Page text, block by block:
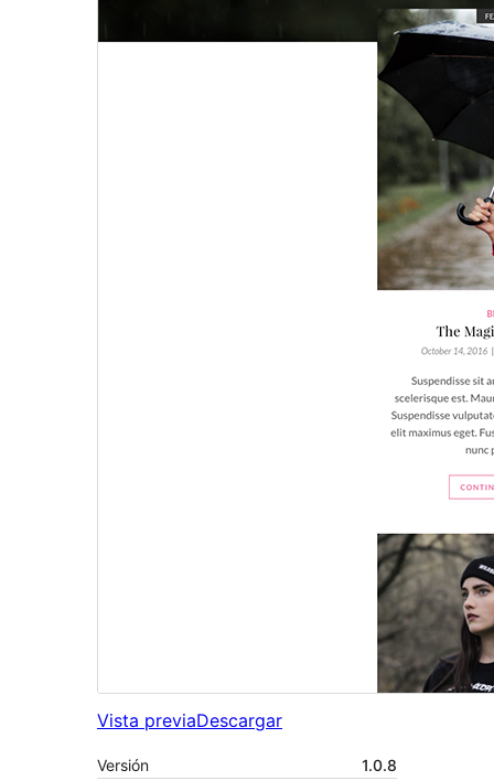
Vista previaDescargar
Versión
1.0.8